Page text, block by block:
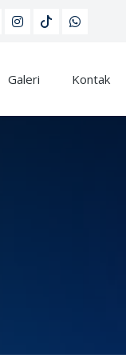
Galeri Kontak